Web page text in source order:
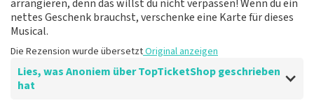
arrangieren, denn das willst du nicht verpassen! Wenn du ein
nettes Geschenk brauchst, verschenke eine Karte für dieses
Musical.
Die Rezension wurde übersetztOriginal anzeigen
Lies, was Anoniem über TopTicketShop geschrieben
hat